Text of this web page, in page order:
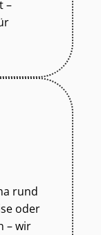
–
rund
oder
– wir